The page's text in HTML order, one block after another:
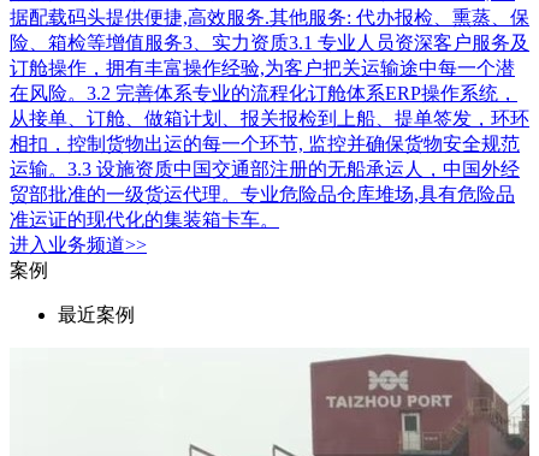
据配载码头提供便捷,高效服务.其他服务: 代办报检、熏蒸、保
险、箱检等增值服务3、实力资质3.1 专业人员资深客户服务及
订舱操作，拥有丰富操作经验,为客户把关运输途中每一个潜
在风险。3.2 完善体系专业的流程化订舱体系ERP操作系统，
从接单、订舱、做箱计划、报关报检到上船、提单签发，环环
相扣，控制货物出运的每一个环节, 监控并确保货物安全规范
运输。3.3 设施资质中国交通部注册的无船承运人，中国外经
贸部批准的一级货运代理。专业危险品仓库堆场,具有危险品
准运证的现代化的集装箱卡车。
进入 业务频道>>
案例
最近案例